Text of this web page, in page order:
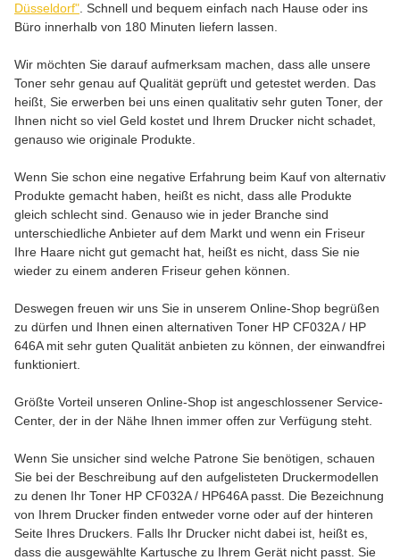
Düsseldorf" . Schnell und bequem einfach nach Hause oder ins
Büro innerhalb von 180 Minuten liefern lassen.
Wir möchten Sie darauf aufmerksam machen, dass alle unsere
Toner sehr genau auf Qualität geprüft und getestet werden. Das
heißt, Sie erwerben bei uns einen qualitativ sehr guten Toner, der
Ihnen nicht so viel Geld kostet und Ihrem Drucker nicht schadet,
genauso wie originale Produkte.
Wenn Sie schon eine negative Erfahrung beim Kauf von alternativ
Produkte gemacht haben, heißt es nicht, dass alle Produkte
gleich schlecht sind. Genauso wie in jeder Branche sind
unterschiedliche Anbieter auf dem Markt und wenn ein Friseur
Ihre Haare nicht gut gemacht hat, heißt es nicht, dass Sie nie
wieder zu einem anderen Friseur gehen können.
Deswegen freuen wir uns Sie in unserem Online-Shop begrüßen
zu dürfen und Ihnen einen alternativen Toner HP CF032A / HP
646A mit sehr guten Qualität anbieten zu können, der einwandfrei
funktioniert.
Größte Vorteil unseren Online-Shop ist angeschlossener Service-
Center, der in der Nähe Ihnen immer offen zur Verfügung steht.
Wenn Sie unsicher sind welche Patrone Sie benötigen, schauen
Sie bei der Beschreibung auf den aufgelisteten Druckermodellen
zu denen Ihr Toner HP CF032A / HP646A passt. Die Bezeichnung
von Ihrem Drucker finden entweder vorne oder auf der hinteren
Seite Ihres Druckers. Falls Ihr Drucker nicht dabei ist, heißt es,
dass die ausgewählte Kartusche zu Ihrem Gerät nicht passt. Sie